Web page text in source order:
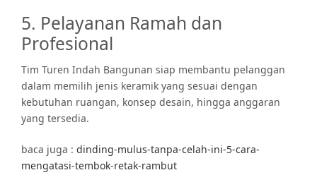
5. Pelayanan Ramah dan
Profesional
Tim Turen Indah Bangunan siap membantu pelanggan
dalam memilih jenis keramik yang sesuai dengan
kebutuhan ruangan, konsep desain, hingga anggaran
yang tersedia.
baca juga : dinding-mulus-tanpa-celah-ini-5-cara-
mengatasi-tembok-retak-rambut